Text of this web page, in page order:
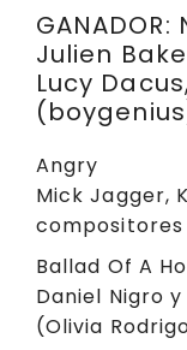
Julien
Lucy
Angry
Mick Jagger,
compositores
Ballad Of A
Daniel Nigro
(Olivia